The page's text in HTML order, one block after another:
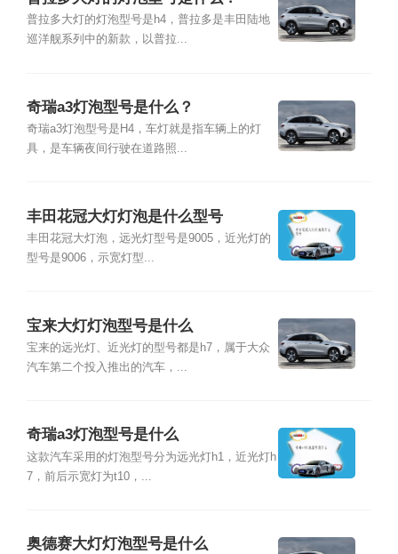
普拉多大灯的灯泡型号是h4，普拉多是丰田陆地
巡洋舰系列中的新款，以普拉...
奇瑞a3灯泡型号是什么？
奇瑞a3灯泡型号是H4，车灯就是指车辆上的灯
具，是车辆夜间行驶在道路照...
丰田花冠大灯灯泡是什么型号
丰田花冠大灯泡，远光灯型号是9005，近光灯的
型号是9006，示宽灯型...
宝来大灯灯泡型号是什么
宝来的远光灯、近光灯的型号都是h7，属于大众
汽车第二个投入推出的汽车，...
奇瑞a3灯泡型号是什么
这款汽车采用的灯泡型号分为远光灯h1，近光灯h
7，前后示宽灯为t10，...
奥德赛大灯灯泡型号是什么